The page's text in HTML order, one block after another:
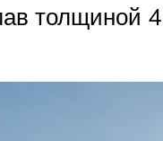
толщиной